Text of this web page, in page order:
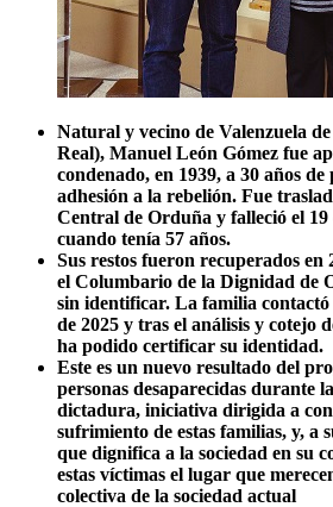
Natural y vecino de Valenzuela
Real), Manuel León Gómez fue
condenado, en 1939, a 30 años
adhesión a la rebelión. Fue
Central de Orduña y falleció el 19
cuando tenía 57 años.
Sus restos fueron recuperados en
el Columbario de la Dignidad de
sin identificar. La familia
de 2025 y tras el análisis y cotejo
ha podido certificar su identidad.
Este es un nuevo resultado del
personas desaparecidas durante
dictadura, iniciativa dirigida a
sufrimiento de estas familias, y, a
que dignifica a la sociedad en su
estas víctimas el lugar que
colectiva de la sociedad actual